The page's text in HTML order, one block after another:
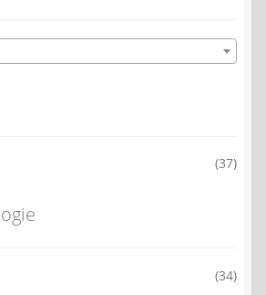
(37)
(34)